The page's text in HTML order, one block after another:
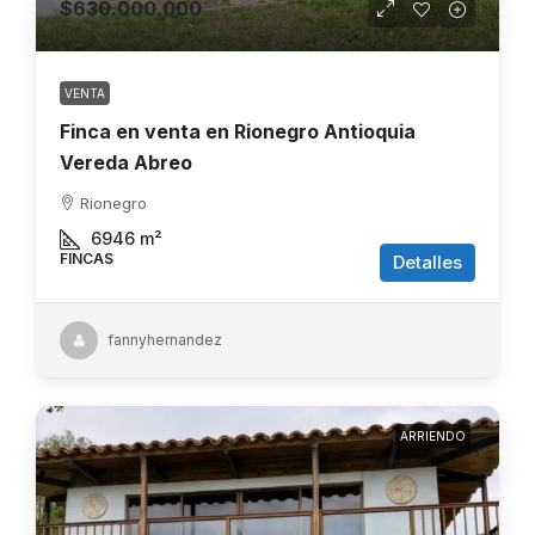
$630.000.000
VENTA
Finca en venta en Rionegro Antioquia
Vereda Abreo
Rionegro
6946 m²
FINCAS Detalles
fannyhernandez
ARRIENDO